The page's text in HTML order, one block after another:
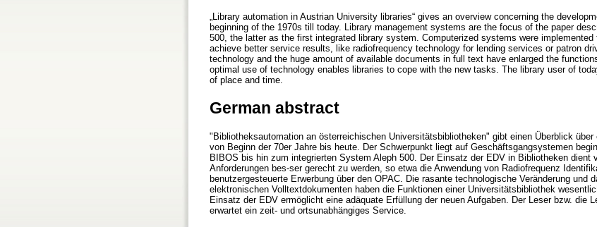
„Library automation in Austrian University libraries“ gives an overview concerning the
beginning of the 1970s till today. Library management systems are the focus of the paper
500, the latter as the first integrated library system. Computerized systems were
achieve better service results, like radiofrequency technology for lending services or patron
technology and the huge amount of available documents in full text have enlarged the
optimal use of technology enables libraries to cope with the new tasks. The library user of
of place and time.
German abstract
"Bibliotheksautomation an österreichischen Universitätsbibliotheken" gibt einen Überblick
von Beginn der 70er Jahre bis heute. Der Schwerpunkt liegt auf Geschäftsgangsystemen
BIBOS bis hin zum integrierten System Aleph 500. Der Einsatz der EDV in Bibliotheken dient
Anforderungen bes-ser gerecht zu werden, so etwa die Anwendung von Radiofrequenz
benutzergesteuerte Erwerbung über den OPAC. Die rasante technologische Veränderung und
elektronischen Volltextdokumenten haben die Funktionen einer Universitätsbibliothek
Einsatz der EDV ermöglicht eine adäquate Erfüllung der neuen Aufgaben. Der Leser bzw. die
erwartet ein zeit- und ortsunabhängiges Service.